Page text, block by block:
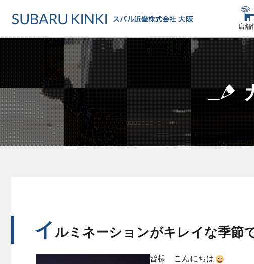
店舗
店舗情報 店舗一覧
地域でさがす
地図でさがす
試乗車でさがす
カーラインアップ
カーラインアップ一覧
乗用車
軽自動車
メンテナンス・サービス
メンテナンス・サービストップ
車検・定期点検をする
カーケアをする
イルミネーションがキレイな季節
皆様 こんにちは